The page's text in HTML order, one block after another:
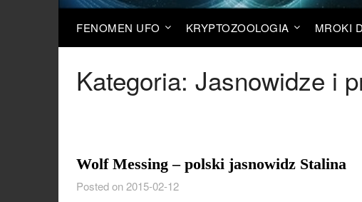
FENOMEN UFO KRYPTOZOOLOGIA MROKI
Kategoria: Jasnowidze i
Wolf Messing – polski jasnowidz Stalina
Posted on 2015-02-12